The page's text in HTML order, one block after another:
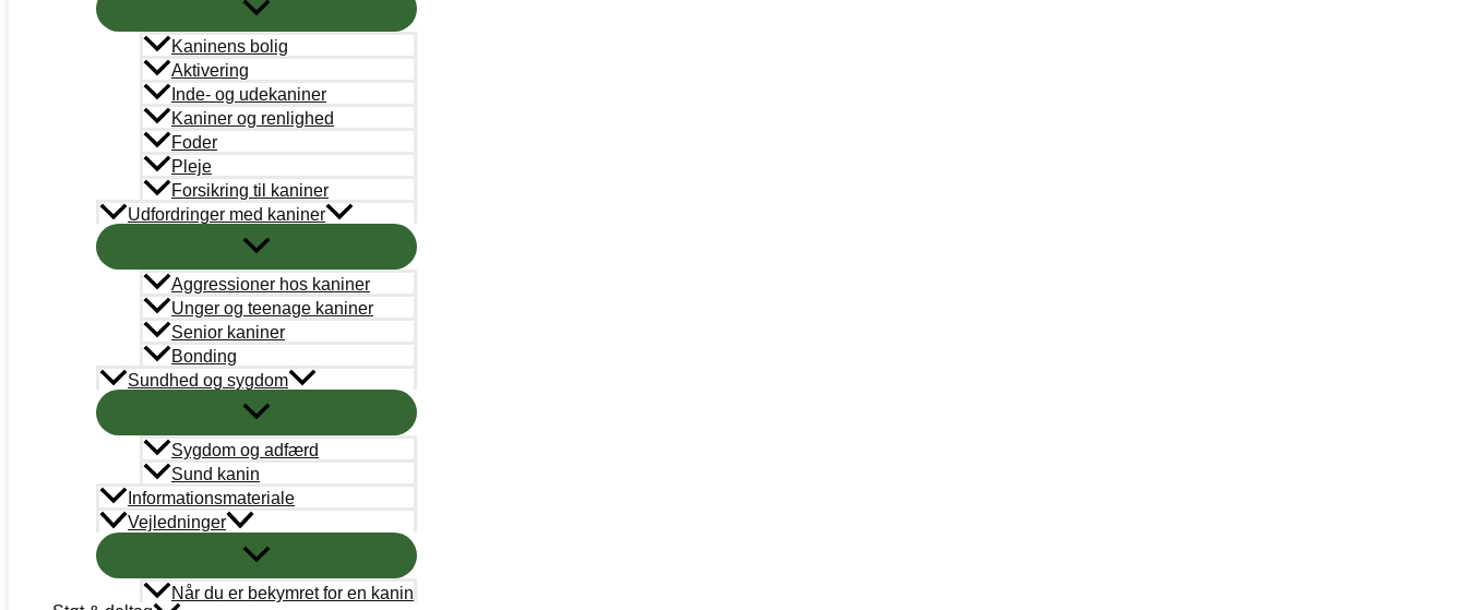
Kaninens bolig
Aktivering
Inde- og udekaniner
Kaniner og renlighed
Foder
Pleje
Forsikring til kaniner
Udfordringer med kaniner
Aggressioner hos kaniner
Unger og teenage kaniner
Senior kaniner
Bonding
Sundhed og sygdom
Sygdom og adfærd
Sund kanin
Informationsmateriale
Vejledninger
Når du er bekymret for en kanin
Bliv medlem
Handelsbetingelser
Abonnementsbetingelser
Cookiepolitik
Arbejdernes Landsbank
Kun donationer:
Reg# 5359 Konto#0245988
Øvrigt: Reg# 5359 Konto# 0000245058
Mobilepay
Kun donationer: #311658
Støt nu